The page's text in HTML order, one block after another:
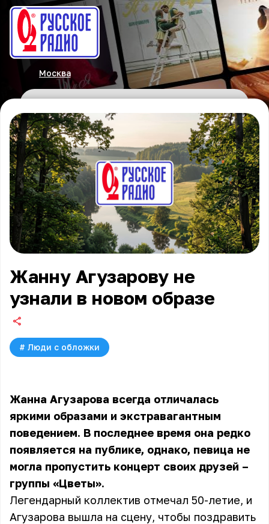
Москва
Жанну Агузарову не
узнали в новом образе
# Люди с обложки
Жанна Агузарова всегда отличалась
яркими образами и экстравагантным
поведением. В последнее время она редко
появляется на публике, однако, певица не
могла пропустить концерт своих друзей –
группы «Цветы».
Легендарный коллектив отмечал 50-летие, и
Агузарова вышла на сцену, чтобы поздравить